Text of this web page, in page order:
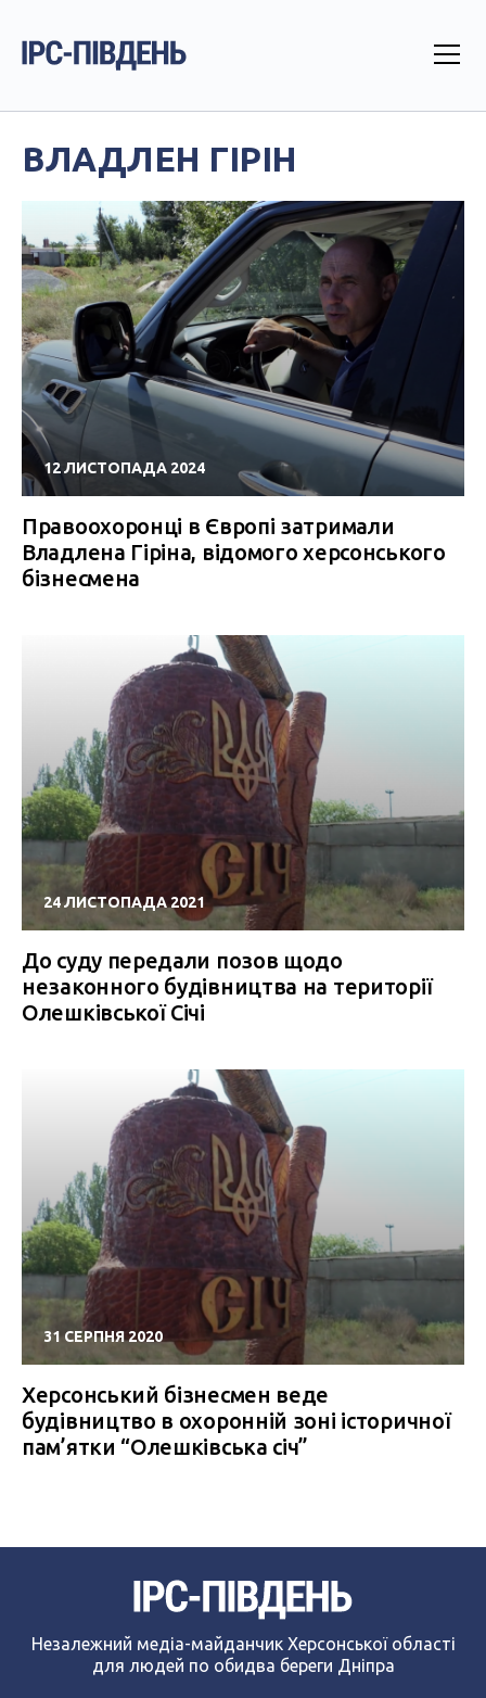
ВЛАДЛЕН ГІРІН
12 ЛИСТОПАДА 2024
Правоохоронці в Європі затримали
Владлена Гіріна, відомого херсонського
бізнесмена
24 ЛИСТОПАДА 2021
До суду передали позов щодо
незаконного будівництва на території
Олешківської Січі
31 СЕРПНЯ 2020
Херсонський бізнесмен веде
будівництво в охоронній зоні історичної
пам’ятки “Олешківська січ”
Незалежний медіа-майданчик Херсонської області
для людей по обидва береги Дніпра